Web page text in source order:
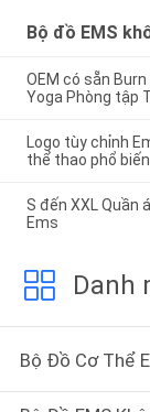
Bộ đồ EMS
OEM có sẵn
Yoga Phòng tập
Logo tùy chỉnh
thể thao phổ biến
S đến XXL Quần
Ems
Danh
Bộ Đồ Cơ Thể